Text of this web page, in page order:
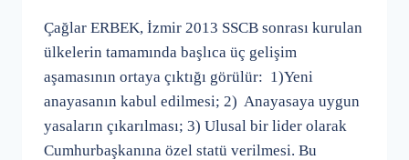
Çağlar ERBEK, İzmir 2013 SSCB sonrası kurulan
ülkelerin tamamında başlıca üç gelişim
aşamasının ortaya çıktığı görülür: 1)Yeni
anayasanın kabul edilmesi; 2) Anayasaya uygun
yasaların çıkarılması; 3) Ulusal bir lider olarak
Cumhurbaşkanına özel statü verilmesi. Bu